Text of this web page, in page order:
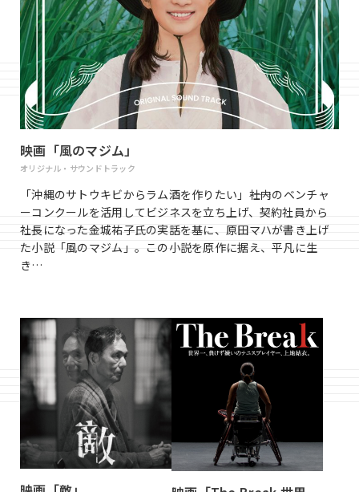
映画「風のマジム」
オリジナル・サウンドトラック
「沖縄のサトウキビからラム酒を作りたい」――社内のベンチャ
ーコンクールを活用してビジネスを立ち上げ、契約社員から
社長になった金城祐子氏の実話を基に、原田マハが書き上げ
た小説「風のマジム」。この小説を原作に据え、平凡に生
き…